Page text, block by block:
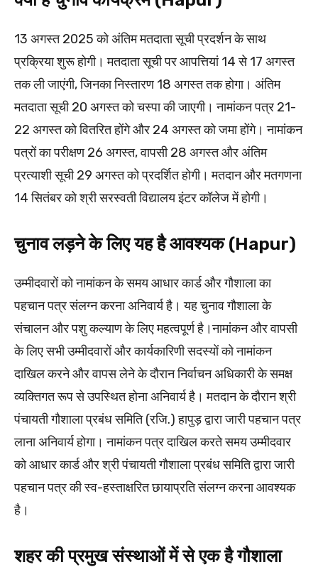
13 अगस्त 2025 को अंतिम मतदाता सूची प्रदर्शन के साथ
प्रक्रिया शुरू होगी। मतदाता सूची पर आपत्तियां 14 से 17 अगस्त
तक ली जाएंगी, जिनका निस्तारण 18 अगस्त तक होगा। अंतिम
मतदाता सूची 20 अगस्त को चस्पा की जाएगी। नामांकन पत्र 21-
22 अगस्त को वितरित होंगे और 24 अगस्त को जमा होंगे। नामांकन
पत्रों का परीक्षण 26 अगस्त, वापसी 28 अगस्त और अंतिम
प्रत्याशी सूची 29 अगस्त को प्रदर्शित होगी। मतदान और मतगणना
14 सितंबर को श्री सरस्वती विद्यालय इंटर कॉलेज में होगी।
चुनाव लड़ने के लिए यह है आवश्यक (Hapur)
उम्मीदवारों को नामांकन के समय आधार कार्ड और गौशाला का
पहचान पत्र संलग्न करना अनिवार्य है। यह चुनाव गौशाला के
संचालन और पशु कल्याण के लिए महत्वपूर्ण है।नामांकन और वापसी
के लिए सभी उम्मीदवारों और कार्यकारिणी सदस्यों को नामांकन
दाखिल करने और वापस लेने के दौरान निर्वाचन अधिकारी के समक्ष
व्यक्तिगत रूप से उपस्थित होना अनिवार्य है। मतदान के दौरान श्री
पंचायती गौशाला प्रबंध समिति (रजि.) हापुड़ द्वारा जारी पहचान पत्र
लाना अनिवार्य होगा। नामांकन पत्र दाखिल करते समय उम्मीदवार
को आधार कार्ड और श्री पंचायती गौशाला प्रबंध समिति द्वारा जारी
पहचान पत्र की स्व-हस्ताक्षरित छायाप्रति संलग्न करना आवश्यक
है।
शहर की प्रमुख संस्थाओं में से एक है गौशाला